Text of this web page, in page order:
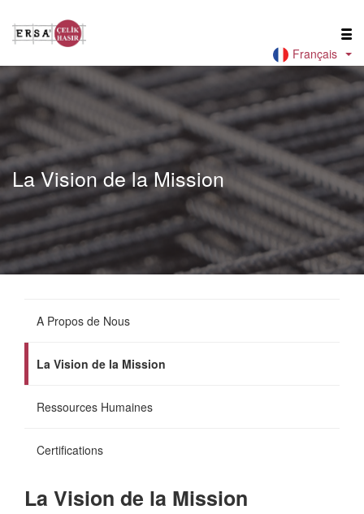
Français
La Vision de la Mission
A Propos de Nous
La Vision de la Mission
Ressources Humaines
Certifications
La Vision de la Mission